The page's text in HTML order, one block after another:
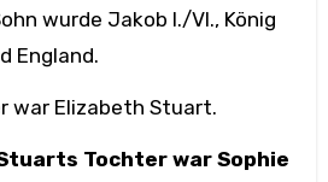
wurde Jakob I./VI., König
England.
war Elizabeth Stuart.
Tochter war Sophie